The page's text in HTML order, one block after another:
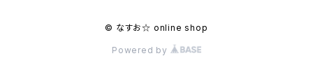
© なすお☆ online shop
Powered by